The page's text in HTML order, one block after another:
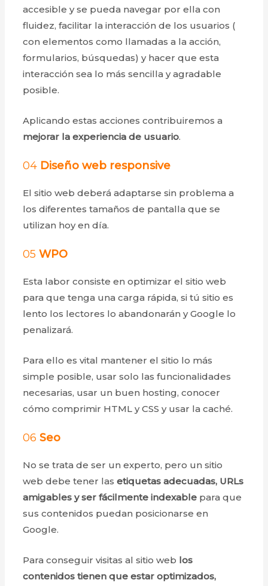
accesible y se pueda navegar por ella con
fluidez, facilitar la interacción de los usuarios (
con elementos como llamadas a la acción,
formularios, búsquedas) y hacer que esta
interacción sea lo más sencilla y agradable
posible.
Aplicando estas acciones contribuiremos a
mejorar la experiencia de usuario.
04 Diseño web responsive
El sitio web deberá adaptarse sin problema a
los diferentes tamaños de pantalla que se
utilizan hoy en día.
05WPO
Esta labor consiste en optimizar el sitio web
para que tenga una carga rápida, si tú sitio es
lento los lectores lo abandonarán y Google lo
penalizará.
Para ello es vital mantener el sitio lo más
simple posible, usar solo las funcionalidades
necesarias, usar un buen hosting, conocer
cómo comprimir HTML y CSS y usar la caché.
06Seo
No se trata de ser un experto, pero un sitio
web debe tener las etiquetas adecuadas, URLs
amigables y ser fácilmente indexable para que
sus contenidos puedan posicionarse en
Google.
Para conseguir visitas al sitio web los
contenidos tienen que estar optimizados,